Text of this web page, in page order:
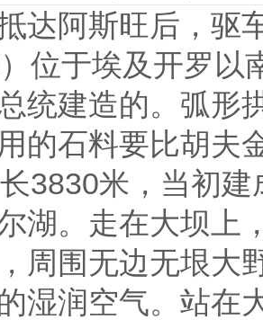
达阿斯旺后，驱
位于埃及开罗以
统建造的。弧形
的石料要比胡夫
3830米，当初
。走在大坝上
周围无边无垠大
湿润空气。站在